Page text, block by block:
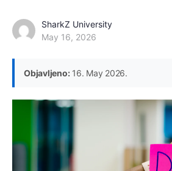
SharkZ University
May 16, 2026
Objavljeno:16. May 2026.